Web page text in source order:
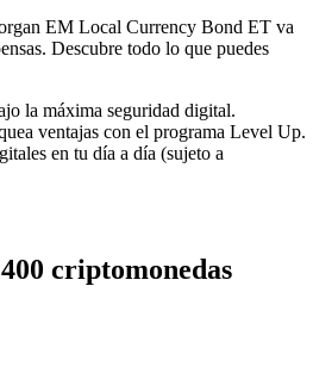
EM Local Currency Bond ET va
Descubre todo lo que puedes
la máxima seguridad digital.
ventajas con el programa Level Up.
en tu día a día (sujeto a
criptomonedas